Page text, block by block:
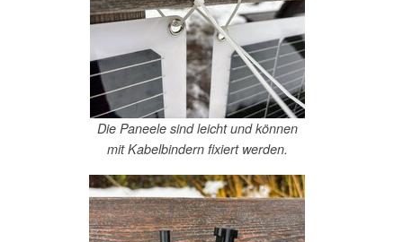
Die Paneele sind leicht und können
mit Kabelbindern fixiert werden.